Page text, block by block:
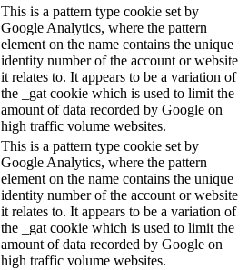
This is a pattern type cookie set by
Google Analytics, where the pattern
element on the name contains the unique
identity number of the account or website
it relates to. It appears to be a variation of
the _gat cookie which is used to limit the
amount of data recorded by Google on
high traffic volume websites.
This is a pattern type cookie set by
Google Analytics, where the pattern
element on the name contains the unique
identity number of the account or website
it relates to. It appears to be a variation of
the _gat cookie which is used to limit the
amount of data recorded by Google on
high traffic volume websites.